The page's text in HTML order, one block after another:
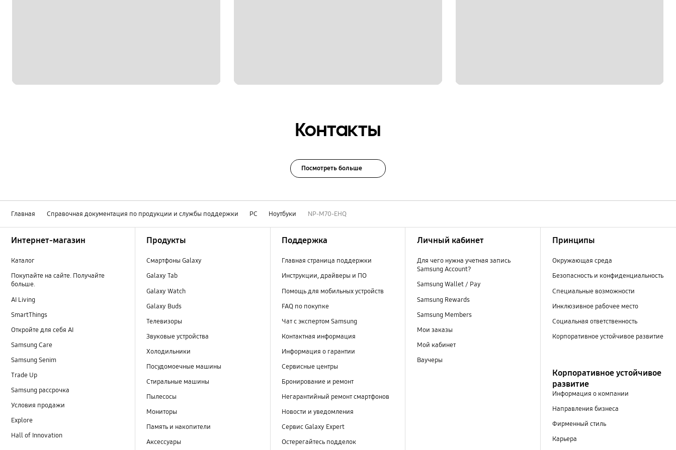
Контакты
Посмотреть больше
Главная Справочная документация по продукции и службы поддержки PC Ноутбуки NP-M70-EHQ
Интернет-магазин
Каталог
Покупайте на сайте. Получайте
больше.
AI Living
SmartThings
Откройте для себя AI
Samsung Care
Samsung Senim
Trade Up
Samsung рассрочка
Условия продажи
Explore
Hall of Innovation
Продукты
Смартфоны Galaxy
Galaxy Tab
Galaxy Watch
Galaxy Buds
Телевизоры
Звуковые устройства
Холодильники
Посудомоечные машины
Стиральные машины
Пылесосы
Мониторы
Память и накопители
Аксессуары
Поддержка
Главная страница поддержки
Инструкции, драйверы и ПО
Помощь для мобильных устройств
FAQ по покупке
Чат с экспертом Samsung
Контактная информация
Информация о гарантии
Сервисные центры
Бронирование и ремонт
Негарантийный ремонт смартфонов
Новости и уведомления
Сервис Galaxy Expert
Остерегайтесь подделок
Личный кабинет
Для чего нужна учетная запись
Samsung Account?
Samsung Wallet / Pay
Samsung Rewards
Samsung Members
Мои заказы
Мой кабинет
Ваучеры
Принципы
Окружающая среда
Безопасность и конфиденциальность
Специальные возможности
Инклюзивное рабочее место
Социальная ответственность
Корпоративное устойчивое развитие
Корпоративное устойчивое
развитие
Информация о компании
Направления бизнеса
Фирменный стиль
Карьера